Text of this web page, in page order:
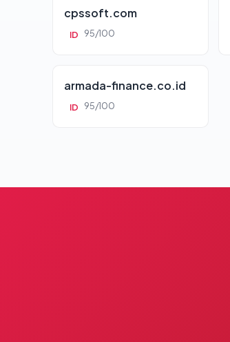
cpssoft.com
ID 95/100
armada-finance.co.id
ID 95/100